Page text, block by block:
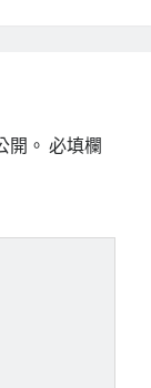
開。 必填欄